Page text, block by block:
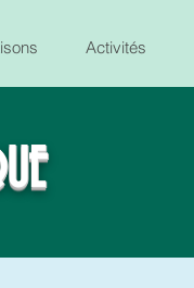
Activités